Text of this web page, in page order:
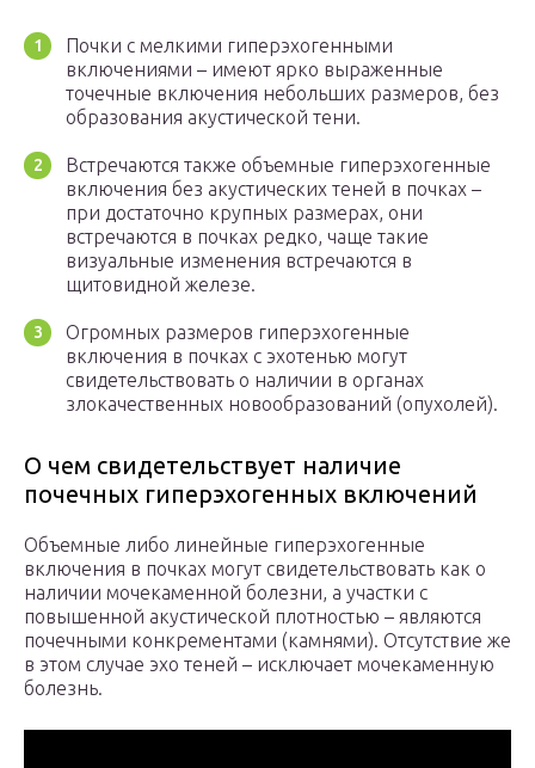
Почки с мелкими гиперэхогенными
включениями – имеют ярко выраженные
точечные включения небольших размеров, без
образования акустической тени.
Встречаются также объемные гиперэхогенные
включения без акустических теней в почках –
при достаточно крупных размерах, они
встречаются в почках редко, чаще такие
визуальные изменения встречаются в
щитовидной железе.
Огромных размеров гиперэхогенные
включения в почках с эхотенью могут
свидетельствовать о наличии в органах
злокачественных новообразований (опухолей).
О чем свидетельствует наличие
почечных гиперэхогенных включений
Объемные либо линейные гиперэхогенные
включения в почках могут свидетельствовать как о
наличии мочекаменной болезни, а участки с
повышенной акустической плотностью – являются
почечными конкрементами (камнями). Отсутствие же
в этом случае эхо теней – исключает мочекаменную
болезнь.